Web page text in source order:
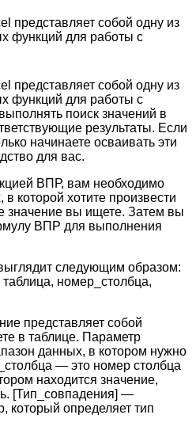
представляет собой одну из
функций для работы с
представляет собой одну из
функций для работы с
поиск значений в
результаты. Если
начинаете осваивать эти
для вас.
ВПР, вам необходимо
которой хотите произвести
значение вы ищете. Затем вы
ВПР для выполнения
следующим образом:
номер_столбца,
представляет собой
в таблице. Параметр
данных, в котором нужно
— это номер столбца
находится значение,
[Тип_совпадения] —
который определяет тип